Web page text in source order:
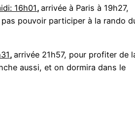
16h01, arrivée à Paris à 19h27,
pouvoir participer à la rando
, arrivée 21h57, pour profiter de
aussi, et on dormira dans le